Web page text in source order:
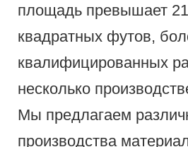
площадь превышает
квадратных футов,
квалифицированных
несколько
Мы предлагаем
производства